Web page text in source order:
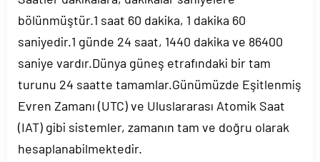
bölünmüştür.1 saat 60 dakika, 1 dakika 60
saniyedir.1 günde 24 saat, 1440 dakika ve 86400
saniye vardır.Dünya güneş etrafındaki bir tam
turunu 24 saatte tamamlar.Günümüzde Eşitlenmiş
Evren Zamanı (UTC) ve Uluslararası Atomik Saat
(IAT) gibi sistemler, zamanın tam ve doğru olarak
hesaplanabilmektedir.